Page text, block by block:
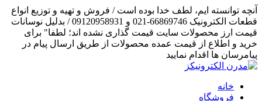
آنچه توانسته ایم، لطف خدا بوده است / فروش و تهیه و توزیع انواع
قطعات الکترونیک 66869746-021 و 09120958931 / بدلیل نوسانات
قیمت ارز محصولات سایت قیمت گذاری نشده اند؛ لطفا" برای
خرید و اطلاع از قیمت عمده محصولات از طریق ارسال پیام در
پیامرسان ها اقدام نمایید
خانه
فروشگاه